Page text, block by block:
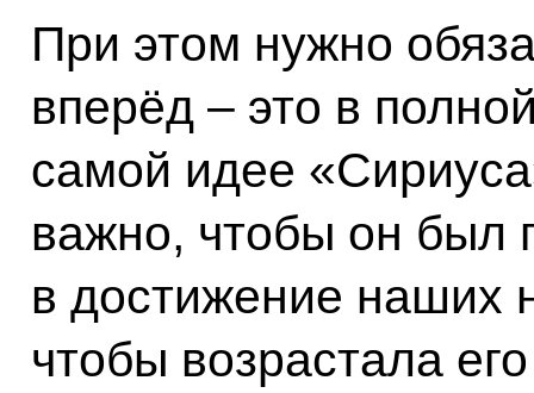
При этом нужно
вперёд – это в
самой идее
важно, чтобы он был
в достижение наших
чтобы возрастала